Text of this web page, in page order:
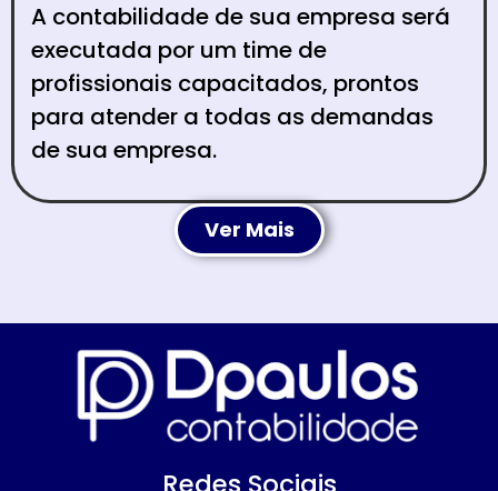
A contabilidade de sua empresa será
executada por um time de
profissionais capacitados, prontos
para atender a todas as demandas
de sua empresa.
Ver Mais